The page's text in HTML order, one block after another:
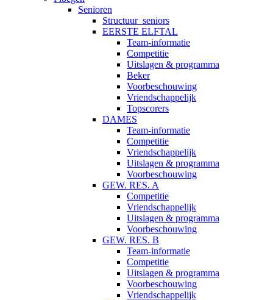
Senioren
Structuur_seniors
EERSTE ELFTAL
Team-informatie
Competitie
Uitslagen & programma
Beker
Voorbeschouwing
Vriendschappelijk
Topscorers
DAMES
Team-informatie
Competitie
Vriendschappelijk
Uitslagen & programma
Voorbeschouwing
GEW. RES. A
Competitie
Vriendschappelijk
Uitslagen & programma
Voorbeschouwing
GEW. RES. B
Team-informatie
Competitie
Uitslagen & programma
Voorbeschouwing
Vriendschappelijk